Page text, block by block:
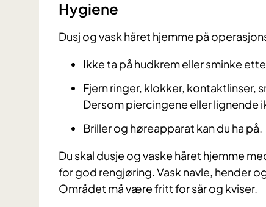
Hygiene
Dusj og vask håret hjemme på
Ikke ta på hudkrem eller sminke
Fjern ringer, klokker, kontaktlinser,
Dersom piercingene eller lignende
Briller og høreapparat kan du ha på.
Du skal dusje og vaske håret hjemme
for god rengjøring. Vask navle, hender
Området må være fritt for sår og kviser.